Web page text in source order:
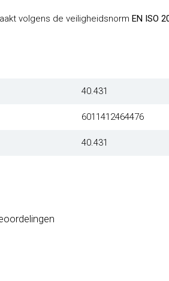
volgens de veiligheidsnorm EN ISO
40.431
6011412464476
40.431